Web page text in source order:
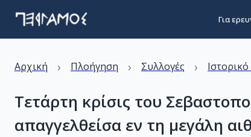
Για
Αρχική › Πλοήγηση › Συλλογές ›
Τετάρτη κρίσις του
απαγγελθείσα εν τη μεγάλη